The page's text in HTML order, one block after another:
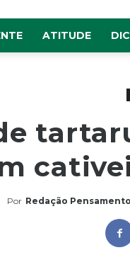
ATITUDE
Por Redação